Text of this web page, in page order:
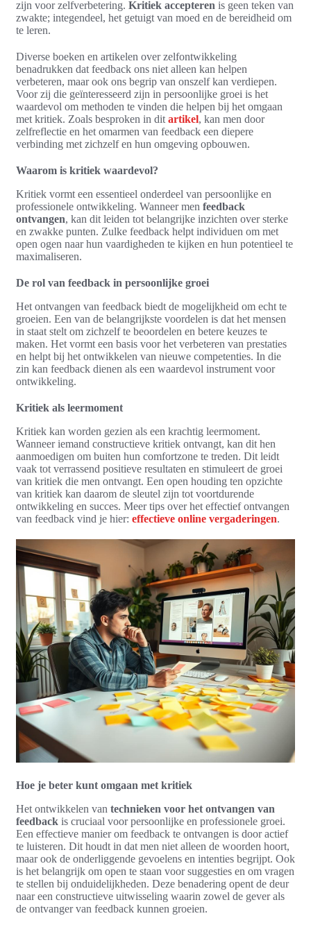
zijn voor zelfverbetering. Kritiek accepteren is geen teken van
zwakte; integendeel, het getuigt van moed en de bereidheid om
te leren.
Diverse boeken en artikelen over zelfontwikkeling
benadrukken dat feedback ons niet alleen kan helpen
verbeteren, maar ook ons begrip van onszelf kan verdiepen.
Voor zij die geïnteresseerd zijn in persoonlijke groei is het
waardevol om methoden te vinden die helpen bij het omgaan
met kritiek. Zoals besproken in dit artikel, kan men door
zelfreflectie en het omarmen van feedback een diepere
verbinding met zichzelf en hun omgeving opbouwen.
Waarom is kritiek waardevol?
Kritiek vormt een essentieel onderdeel van persoonlijke en
professionele ontwikkeling. Wanneer men feedback
ontvangen, kan dit leiden tot belangrijke inzichten over sterke
en zwakke punten. Zulke feedback helpt individuen om met
open ogen naar hun vaardigheden te kijken en hun potentieel te
maximaliseren.
De rol van feedback in persoonlijke groei
Het ontvangen van feedback biedt de mogelijkheid om echt te
groeien. Een van de belangrijkste voordelen is dat het mensen
in staat stelt om zichzelf te beoordelen en betere keuzes te
maken. Het vormt een basis voor het verbeteren van prestaties
en helpt bij het ontwikkelen van nieuwe competenties. In die
zin kan feedback dienen als een waardevol instrument voor
ontwikkeling.
Kritiek als leermoment
Kritiek kan worden gezien als een krachtig leermoment.
Wanneer iemand constructieve kritiek ontvangt, kan dit hen
aanmoedigen om buiten hun comfortzone te treden. Dit leidt
vaak tot verrassend positieve resultaten en stimuleert de groei
van kritiek die men ontvangt. Een open houding ten opzichte
van kritiek kan daarom de sleutel zijn tot voortdurende
ontwikkeling en succes. Meer tips over het effectief ontvangen
van feedback vind je hier: effectieve online vergaderingen.
Hoe je beter kunt omgaan met kritiek
Het ontwikkelen van technieken voor het ontvangen van
feedback is cruciaal voor persoonlijke en professionele groei.
Een effectieve manier om feedback te ontvangen is door actief
te luisteren. Dit houdt in dat men niet alleen de woorden hoort,
maar ook de onderliggende gevoelens en intenties begrijpt. Ook
is het belangrijk om open te staan voor suggesties en om vragen
te stellen bij onduidelijkheden. Deze benadering opent de deur
naar een constructieve uitwisseling waarin zowel de gever als
de ontvanger van feedback kunnen groeien.